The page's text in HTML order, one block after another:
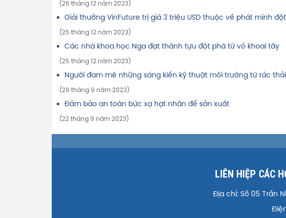
(26 tháng 12 năm 2023)
Giải thưởng VinFuture trị giá 3 triệu USD thuộc về phát minh
(25 tháng 12 năm 2023)
Các nhà khoa học Nga đạt thành tựu đột phá từ vỏ khoai tây
(25 tháng 12 năm 2023)
Người đam mê những sáng kiến kỹ thuật môi trường từ rác thải
(29 tháng 9 năm 2023)
Đảm bảo an toàn bức xạ hạt nhân để sản xuất
(22 tháng 9 năm 2023)
LIÊN HIỆP CÁC
Địa chỉ: Số 05 Trần